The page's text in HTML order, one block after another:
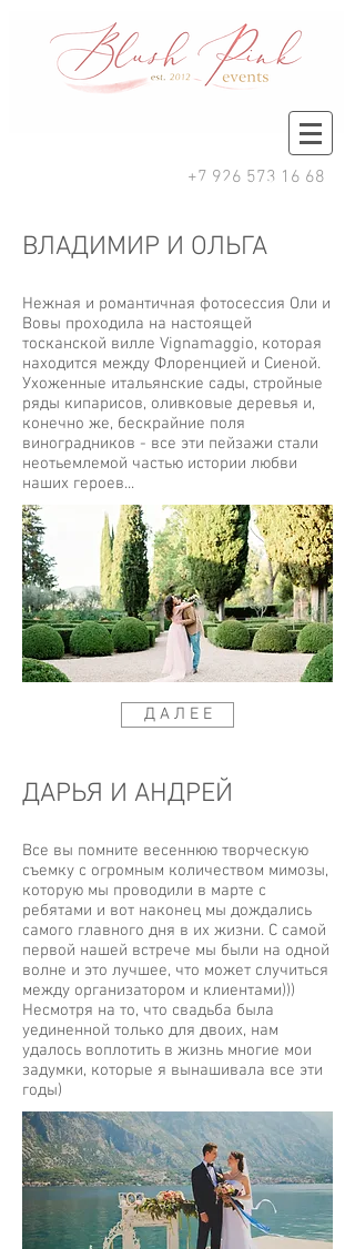
+7 926 573 16 68
П О Р Т Ф О Л И О
ВЛАДИМИР И ОЛЬГА
Нежная и романтичная фотосессия Оли и
Вовы проходила на настоящей
тосканской вилле Vignamaggio, которая
находится между Флоренцией и Сиеной.
Ухоженные итальянские сады, стройные
ряды кипарисов, оливковые деревья и,
конечно же, бескрайние поля
виноградников - все эти пейзажи стали
неотьемлемой частью истории любви
наших героев...
Д А Л Е Е
ДАРЬЯ И АНДРЕЙ
Все вы помните весеннюю творческую
съемку с огромным количеством мимозы,
которую мы проводили в марте с
ребятами и вот наконец мы дождались
самого главного дня в их жизни. С самой
первой нашей встрече мы были на одной
волне и это лучшее, что может случиться
между организатором и клиентами)))
Несмотря на то, что свадьба была
уединенной только для двоих, нам
удалось воплотить в жизнь многие мои
задумки, которые я вынашивала все эти
годы)